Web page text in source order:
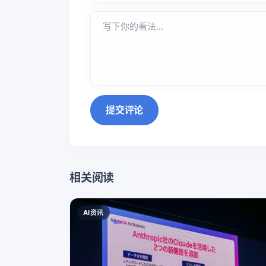
提交评论
相关阅读
AI资讯